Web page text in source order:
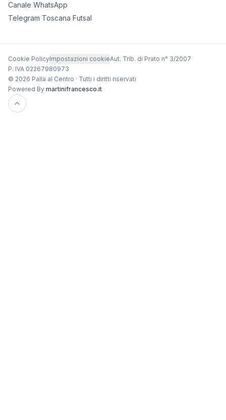
Canale WhatsApp
Telegram Toscana Futsal
Cookie PolicyImpostazioni cookieAut. Trib. di Prato n° 3/2007
P. IVA 02267980973
© 2026 Palla al Centro · Tutti i diritti riservati
Powered By martinifrancesco.it